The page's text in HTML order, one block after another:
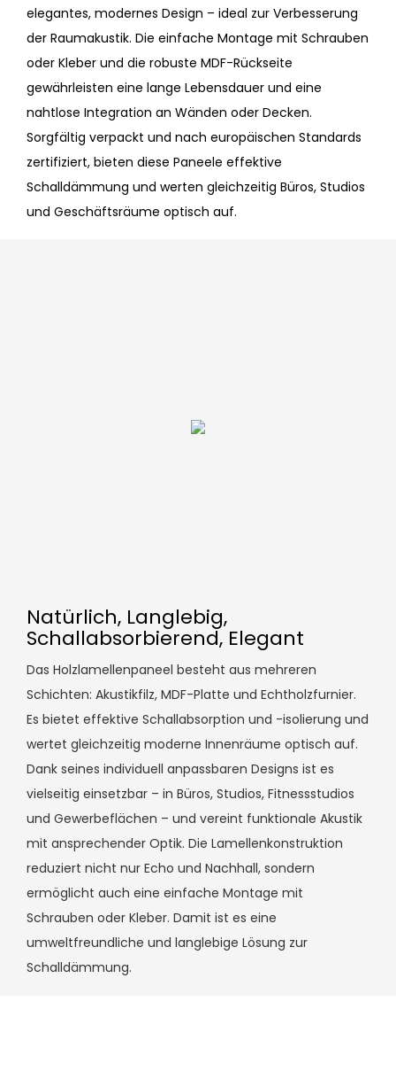
elegantes, modernes Design – ideal zur Verbesserung
der Raumakustik. Die einfache Montage mit Schrauben
oder Kleber und die robuste MDF-Rückseite
gewährleisten eine lange Lebensdauer und eine
nahtlose Integration an Wänden oder Decken.
Sorgfältig verpackt und nach europäischen Standards
zertifiziert, bieten diese Paneele effektive
Schalldämmung und werten gleichzeitig Büros, Studios
und Geschäftsräume optisch auf.
Natürlich, Langlebig,
Schallabsorbierend, Elegant
Das Holzlamellenpaneel besteht aus mehreren
Schichten: Akustikfilz, MDF-Platte und Echtholzfurnier.
Es bietet effektive Schallabsorption und -isolierung und
wertet gleichzeitig moderne Innenräume optisch auf.
Dank seines individuell anpassbaren Designs ist es
vielseitig einsetzbar – in Büros, Studios, Fitnessstudios
und Gewerbeflächen – und vereint funktionale Akustik
mit ansprechender Optik. Die Lamellenkonstruktion
reduziert nicht nur Echo und Nachhall, sondern
ermöglicht auch eine einfache Montage mit
Schrauben oder Kleber. Damit ist es eine
umweltfreundliche und langlebige Lösung zur
Schalldämmung.